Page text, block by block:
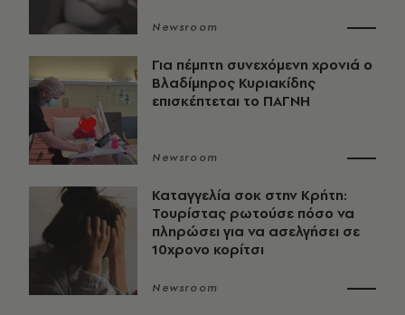
Newsroom
Για πέμπτη συνεχόμενη χρονιά ο
Βλαδίμηρος Κυριακίδης
επισκέπτεται το ΠΑΓΝΗ
Newsroom
Καταγγελία σοκ στην Κρήτη:
Τουρίστας ρωτούσε πόσο να
πληρώσει για να ασελγήσει σε
10χρονο κορίτσι
Newsroom